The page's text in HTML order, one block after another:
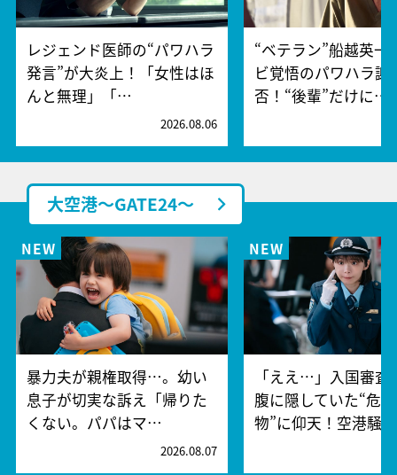
レジェンド医師の“パワハラ
発言”が大炎上！「女性はほ
んと無理」「…
2026.08.06
“ベテラン”船越英一
ビ覚悟のパワハラ謝
否！“後輩”だけに…
大空港～GATE24～
暴力夫が親権取得…。幼い
息子が切実な訴え「帰りた
くない。パパはマ…
2026.08.07
「ええ…」入国審査
腹に隠していた“危
物”に仰天！空港騒